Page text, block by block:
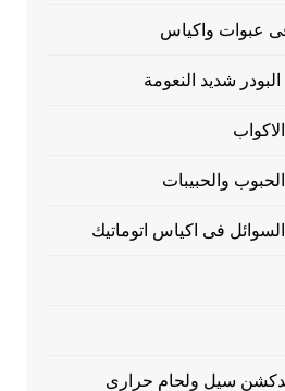
عبوات واكياس
شديد النعومة
والحبيبات
فى اكياس اتوماتيك
سيل ولحام حرارى